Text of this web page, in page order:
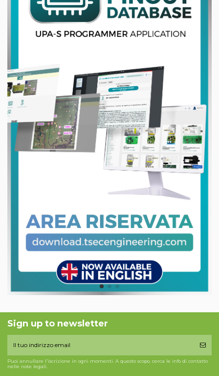
Sign up to newsletter
Puoi annullare l'iscrizione in ogni momenti. A questo scopo, cerca le info di contatto
nelle note legali.